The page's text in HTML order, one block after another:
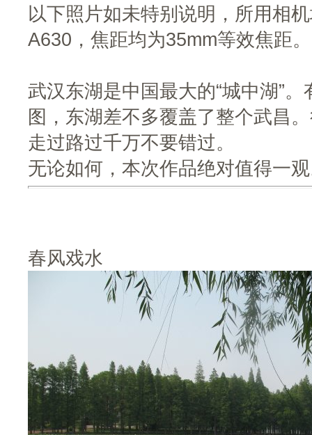
以下照片如未特别说明，所用相
A630，焦距均为35mm等效焦距。
武汉东湖是中国最大的“城中湖”
图，东湖差不多覆盖了整个武昌
走过路过千万不要错过。
无论如何，本次作品绝对值得一
春风戏水